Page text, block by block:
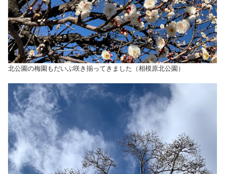
北公園の梅園もだいぶ咲き揃ってきました（相模原北公園）